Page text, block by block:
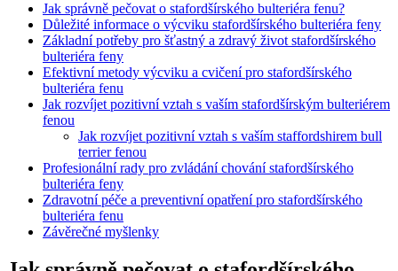
Jak správně pečovat o stafordšírského bulteriéra fenu?
Důležité informace o výcviku stafordšírského bulteriéra feny
Základní potřeby pro šťastný a zdravý život stafordšírského
bulteriéra feny
Efektivní metody výcviku a cvičení pro stafordšírského
bulteriéra fenu
Jak rozvíjet pozitivní vztah s vaším stafordšírským bulteriérem
fenou
Jak rozvíjet pozitivní vztah s vaším staffordshirem bull
terrier fenou
Profesionální rady pro zvládání chování stafordšírského
bulteriéra feny
Zdravotní péče a preventivní opatření pro stafordšírského
bulteriéra fenu
Závěrečné myšlenky